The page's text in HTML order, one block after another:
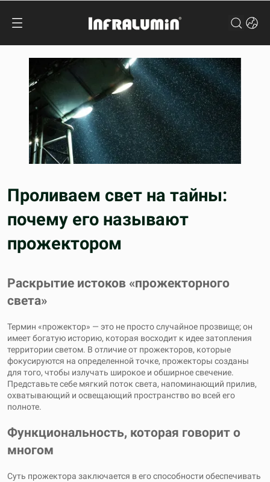
Проливаем свет на тайны:
почему его называют
прожектором
Раскрытие истоков «прожекторного
света»
Термин «прожектор» — это не просто случайное прозвище; он
имеет богатую историю, которая восходит к идее затопления
территории светом. В отличие от прожекторов, которые
фокусируются на определенной точке, прожекторы созданы
для того, чтобы излучать широкое и обширное свечение.
Представьте себе мягкий поток света, напоминающий прилив,
охватывающий и освещающий пространство во всей его
полноте.
Функциональность, которая говорит о
многом
Суть прожектора заключается в его способности обеспечивать